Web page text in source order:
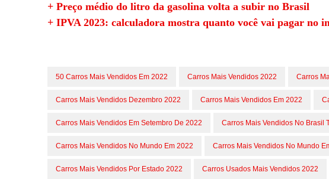
+ Preço médio do litro da gasolina volta a subir no Brasil
+ IPVA 2023: calculadora mostra quanto você vai pagar no
50 Carros Mais Vendidos Em 2022 Carros Mais Vendidos 2022 Carros
Carros Mais Vendidos Dezembro 2022 Carros Mais Vendidos Em 2022
Carros Mais Vendidos Em Setembro De 2022 Carros Mais Vendidos No Brasil
Carros Mais Vendidos No Mundo Em 2022 Carros Mais Vendidos No Mundo
Carros Mais Vendidos Por Estado 2022 Carros Usados Mais Vendidos 2022